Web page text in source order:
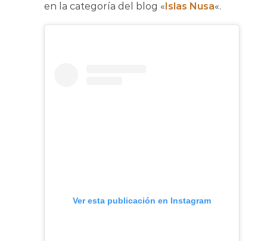
en la categoría del blog «Islas Nusa«.
Ver esta publicación en Instagram